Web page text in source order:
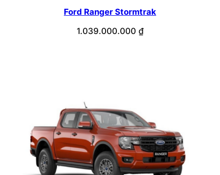
Ford Ranger Stormtrak
1.039.000.000 ₫